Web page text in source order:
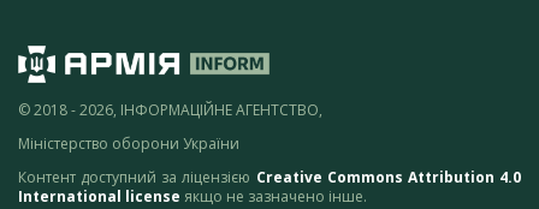
© 2018 - 2026, ІНФОРМАЦІЙНЕ АГЕНТСТВО,
Міністерство оборони України
Контент доступний за ліцензією Creative Commons Attribution 4.0
International license якщо не зазначено інше.